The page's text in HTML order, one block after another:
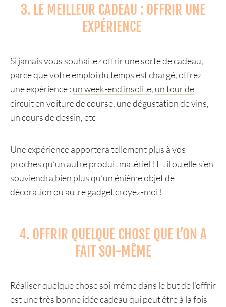
3. LE MEILLEUR CADEAU : OFFRIR UNE
EXPÉRIENCE
Si jamais vous souhaitez offrir une sorte de cadeau,
parce que votre emploi du temps est chargé, offrez
une expérience : un week-end insolite, un tour de
circuit en voiture de course, une dégustation de vins,
un cours de dessin, etc
Une expérience apportera tellement plus à vos
proches qu’un autre produit matériel ! Et il ou elle s’en
souviendra bien plus qu’un énième objet de
décoration ou autre gadget croyez-moi !
4. OFFRIR QUELQUE CHOSE QUE L’ON A
FAIT SOI-MÊME
Réaliser quelque chose soi-même dans le but de l’offrir
est une très bonne idée cadeau qui peut être à la fois